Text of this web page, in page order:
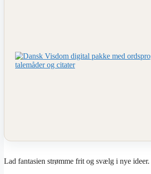
Lad fantasien strømme frit og svælg i nye